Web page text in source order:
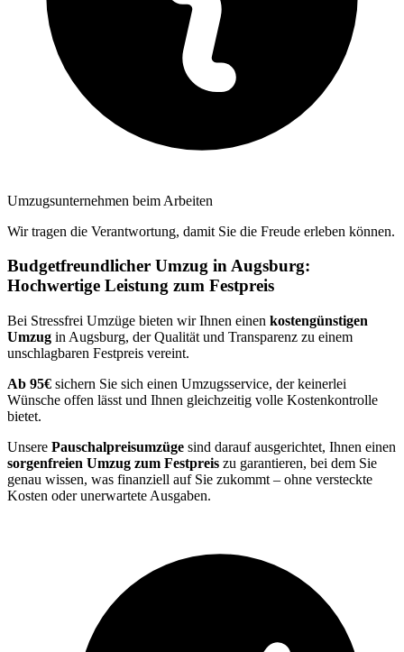
Umzugsunternehmen beim Arbeiten
Wir tragen die Verantwortung, damit Sie die Freude erleben können.
Budgetfreundlicher Umzug in Augsburg:
Hochwertige Leistung zum Festpreis
Bei Stressfrei Umzüge bieten wir Ihnen einen kostengünstigen
Umzug in Augsburg, der Qualität und Transparenz zu einem
unschlagbaren Festpreis vereint.
Ab 95€ sichern Sie sich einen Umzugsservice, der keinerlei
Wünsche offen lässt und Ihnen gleichzeitig volle Kostenkontrolle
bietet.
Unsere Pauschalpreisumzüge sind darauf ausgerichtet, Ihnen einen
sorgenfreien Umzug zum Festpreis zu garantieren, bei dem Sie
genau wissen, was finanziell auf Sie zukommt – ohne versteckte
Kosten oder unerwartete Ausgaben.